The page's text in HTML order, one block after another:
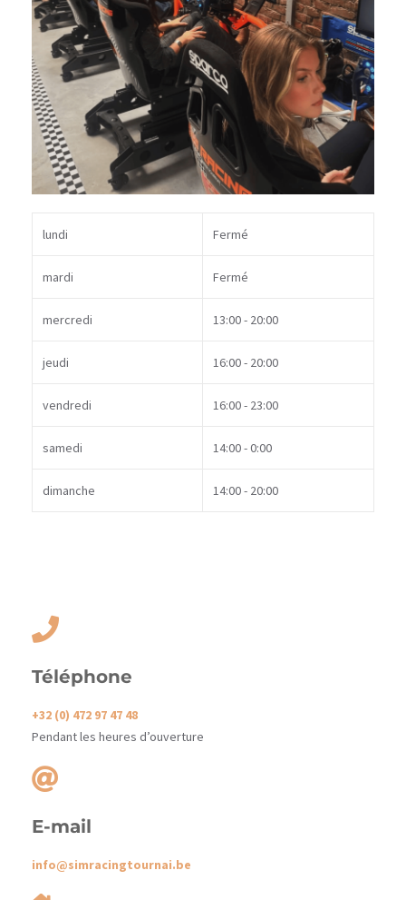
lundi Fermé
mardi Fermé
mercredi 13:00 - 20:00
jeudi 16:00 - 20:00
vendredi 16:00 - 23:00
samedi 14:00 - 0:00
dimanche 14:00 - 20:00
Téléphone
+32 (0) 472 97 47 48
Pendant les heures d’ouverture
E-mail
info@simracingtournai.be